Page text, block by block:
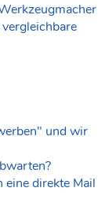
und wir
eine direkte Mail